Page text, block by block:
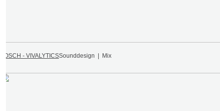
BOSCH - VIVALYTICSSounddesign | Mix